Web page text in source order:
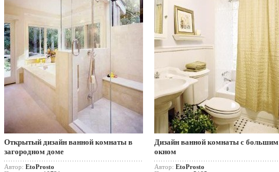
Открытый дизайн ванной комнаты в
загородном доме
Автор: EtoProsto
Дизайн ванной комнаты с большим
окном
Автор: EtoProsto